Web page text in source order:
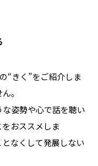
“きく”をご紹介しま
。
姿勢や心で話を聴い
おススメしま
なくして発展しない